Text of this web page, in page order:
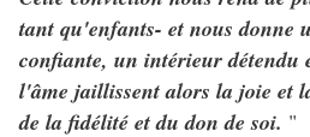
tant qu'enfants- et nous donne
confiante, un intérieur détendu
l'âme jaillissent alors la joie et
de la fidélité et du don de soi. "